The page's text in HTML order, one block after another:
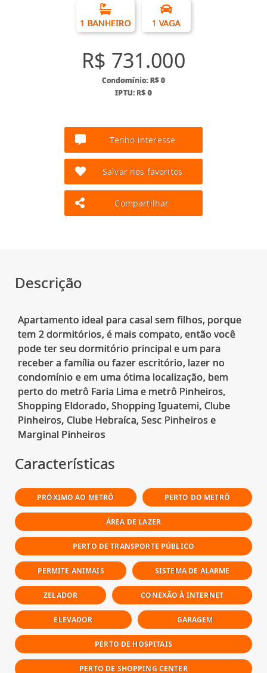
1 BANHEIRO 1 VAGA
R$ 731.000
Condomínio: R$ 0
IPTU: R$ 0
Tenho interesse
Salvar nos favoritos
Compartilhar
Descrição
Apartamento ideal para casal sem filhos, porque
tem 2 dormitórios, é mais compato, então você
pode ter seu dormitório principal e um para
receber a família ou fazer escritório, lazer no
condomínio e em uma ótima localização, bem
perto do metrô Faria Lima e metrô Pinheiros,
Shopping Eldorado, Shopping Iguatemi, Clube
Pinheiros, Clube Hebraíca, Sesc Pinheiros e
Características
PRÓXIMO AO METRÔ PERTO DO METRÔ
ÁREA DE LAZER
PERTO DE TRANSPORTE PÚBLICO
PERMITE ANIMAIS SISTEMA DE ALARME
ZELADOR CONEXÃO À INTERNET
ELEVADOR GARAGEM
PERTO DE HOSPITAIS
PERTO DE SHOPPING CENTER